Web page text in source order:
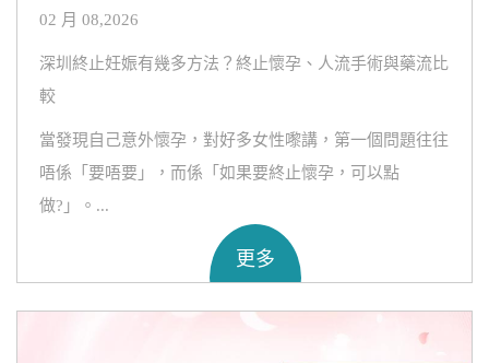
02 月 08,2026
深圳終止妊娠有幾多方法？終止懷孕、人流手術與藥流比
較
當發現自己意外懷孕，對好多女性嚟講，第一個問題往往
唔係「要唔要」，而係「如果要終止懷孕，可以點
做?」。...
更多